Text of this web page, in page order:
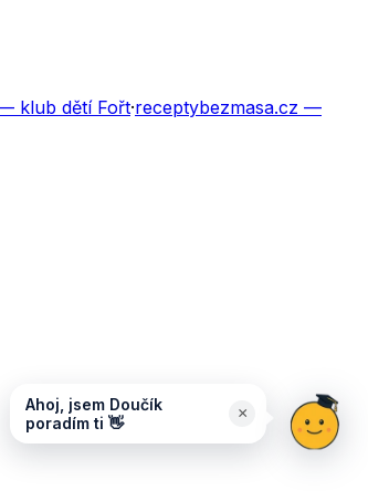
klub dětí Fořt·receptybezmasa.cz —
Ahoj, jsem Doučík
poradím ti 👋
×